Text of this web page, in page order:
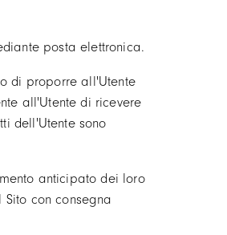
posta elettronica.
di proporre all'Utente
all'Utente di ricevere
dell'Utente sono
anticipato dei loro
con consegna